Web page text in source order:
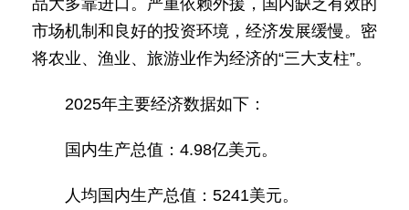
品大多靠进口。严重依赖外援，国内缺乏有效的
市场机制和良好的投资环境，经济发展缓慢。密
将农业、渔业、旅游业作为经济的“三大支柱”。
2025年主要经济数据如下：
国内生产总值：4.98亿美元。
人均国内生产总值：5241美元。